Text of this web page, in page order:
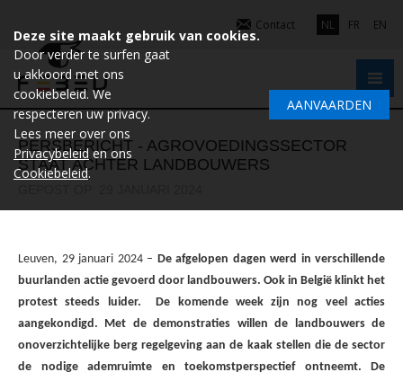
Contact NL FR EN
PERSBERICHT - AGROVOEDINGSSECTOR
STAAT ACHTER LANDBOUWERS
Leuven, 29 januari 2024 – De afgelopen dagen werd in verschillende
buurlanden actie gevoerd door landbouwers. Ook in België klinkt het
protest steeds luider. De komende week zijn nog veel acties
aangekondigd. Met de demonstraties willen de landbouwers de
onoverzichtelijke berg regelgeving aan de kaak stellen die de sector
de nodige ademruimte en toekomstperspectief ontneemt. De
Deze site maakt gebruik van cookies.
Door verder te surfen gaat
u akkoord met ons
cookiebeleid. We
respecteren uw privacy.
Lees meer over ons
Privacybeleiden ons
Cookiebeleid.
AANVAARDEN